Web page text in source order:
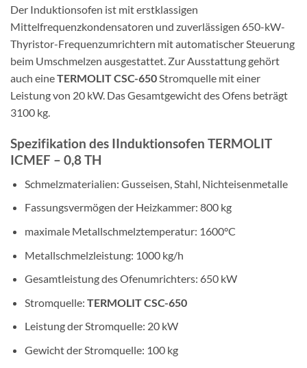
Der Induktionsofen ist mit erstklassigen
Mittelfrequenzkondensatoren und zuverlässigen 650-kW-
Thyristor-Frequenzumrichtern mit automatischer Steuerung
beim Umschmelzen ausgestattet. Zur Ausstattung gehört
auch eineTERMOLIT CSC-650Stromquelle mit einer
Leistung von 20 kW. Das Gesamtgewicht des Ofens beträgt
3100 kg.
Spezifikation des IInduktionsofen TERMOLIT
ICMEF – 0,8 TH
Schmelzmaterialien: Gusseisen, Stahl, Nichteisenmetalle
Fassungsvermögen der Heizkammer: 800 kg
maximale Metallschmelztemperatur: 1600°C
Metallschmelzleistung: 1000 kg/h
Gesamtleistung des Ofenumrichters: 650 kW
Stromquelle: TERMOLIT CSC-650
Leistung der Stromquelle: 20 kW
Gewicht der Stromquelle: 100 kg